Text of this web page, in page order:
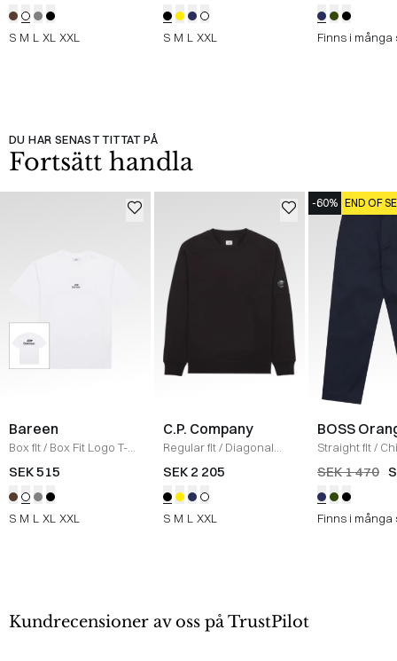
S M L XL XXL S M L XXL Finns i
DU HAR SENAST TITTAT PÅ
Fortsätt handla
Bareen
Box fit/ Box Fit Logo T-
shirt /WHITE
SEK 515
S M L XL XXL
C.P. Company
Regular fit/ Diagonal
Raised Fleece Crew
SEK 2 205
S M L XXL
-60% END OF
BOSS
Straight fit/
Straight
NAVY
SEK 1 470
Finns i
Kundrecensioner av oss på TrustPilot